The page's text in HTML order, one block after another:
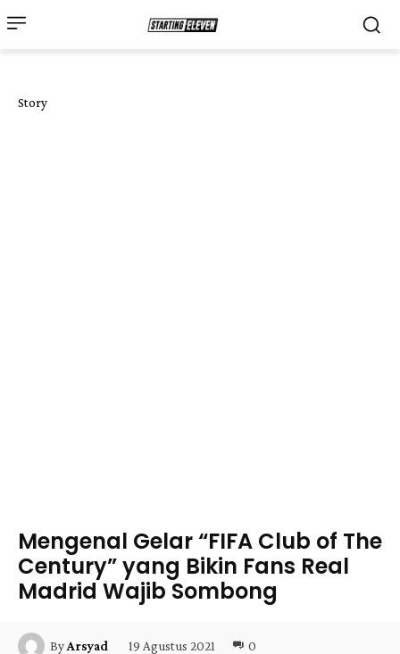
Story
Mengenal Gelar “FIFA Club of The
Century” yang Bikin Fans Real
Madrid Wajib Sombong
ByArsyad 19 Agustus 2021 0